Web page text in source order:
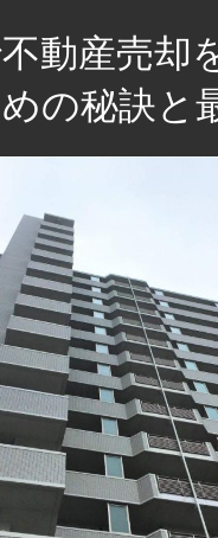
動産売却
の秘訣と